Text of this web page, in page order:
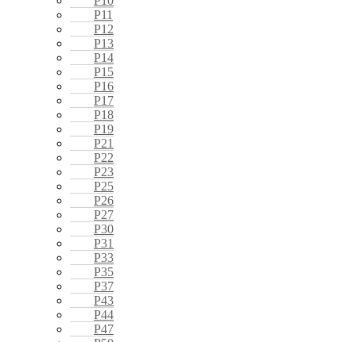
P11
P12
P13
P14
P15
P16
P17
P18
P19
P21
P22
P23
P25
P26
P27
P30
P31
P33
P35
P37
P43
P44
P47